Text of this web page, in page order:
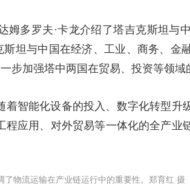
姆多罗夫·卡龙介绍了塔吉克斯坦与
斯坦与中国在经济、工业、商务、
步加强塔中两国在贸易、投资等领域
智能化设备的投入、数字化转型升
应用、对外贸易等一体化的全产业
了物流运输在产业链运行中的重要性。郑育红 摄